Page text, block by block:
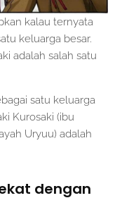
kalau ternyata
keluarga besar.
adalah salah satu
satu keluarga
Kurosaki (ibu
Uryuu) adalah
dengan